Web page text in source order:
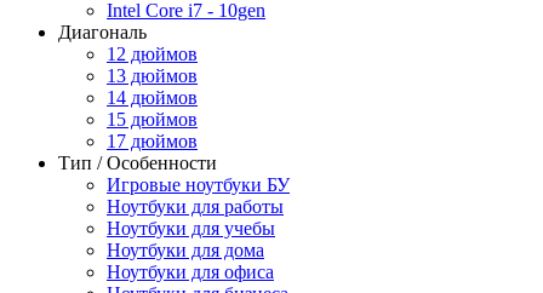
Intel Core i7 - 10gen
Диагональ
12 дюймов
13 дюймов
14 дюймов
15 дюймов
17 дюймов
Тип / Особенности
Игровые ноутбуки БУ
Ноутбуки для работы
Ноутбуки для учебы
Ноутбуки для дома
Ноутбуки для офиса